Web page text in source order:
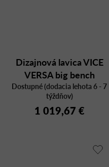
Dizajnová lavica VICE
VERSA big bench
Dostupné (dodacia lehota 6 - 7
týždňov)
1 019,67 €